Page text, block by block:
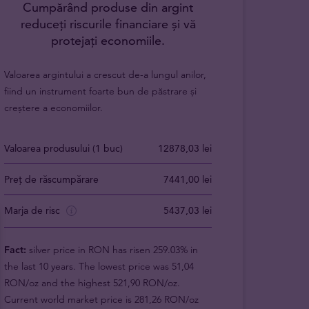
Cumpărând produse din argint
reduceți riscurile financiare și vă
protejați economiile.
Valoarea argintului a crescut de-a lungul anilor,
fiind un instrument foarte bun de păstrare și
creștere a economiilor.
Valoarea produsului (1 buc) 12878,03 lei
Preț de răscumpărare 7441,00 lei
Marja de risc 5437,03 lei
Fact: silver price in RON has risen 259.03% in
the last 10 years. The lowest price was 51,04
RON/oz and the highest 521,90 RON/oz.
Current world market price is 281,26 RON/oz